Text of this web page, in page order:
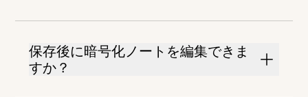
保存後に暗号化ノートを編集できま
すか？